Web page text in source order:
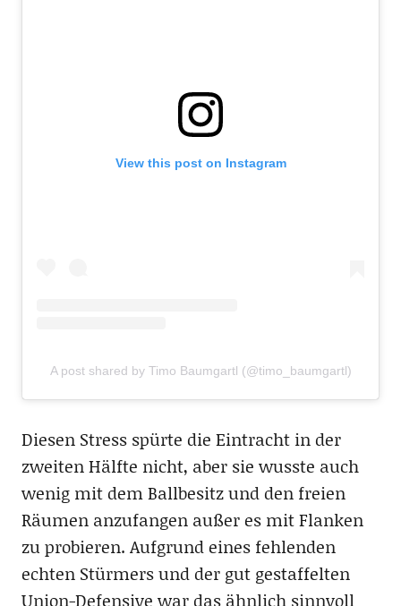
View this post on Instagram
A post shared by Timo Baumgartl (@timo_baumgartl)
Diesen Stress spürte die Eintracht in der
zweiten Hälfte nicht, aber sie wusste auch
wenig mit dem Ballbesitz und den freien
Räumen anzufangen außer es mit Flanken
zu probieren. Aufgrund eines fehlenden
echten Stürmers und der gut gestaffelten
Union-Defensive war das ähnlich sinnvoll